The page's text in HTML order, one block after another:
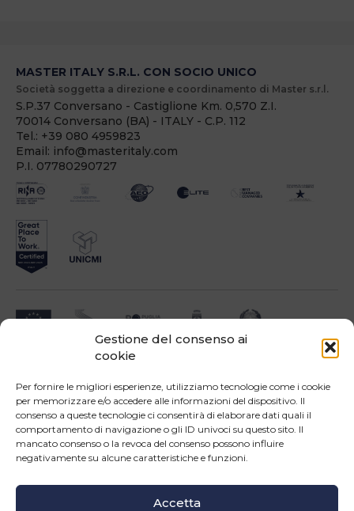
Gestione del consenso ai
cookie
Per fornire le migliori esperienze, utilizziamo tecnologie come i cookie
per memorizzare e/o accedere alle informazioni del dispositivo. Il
consenso a queste tecnologie ci consentirà di elaborare dati quali il
comportamento di navigazione o gli ID univoci su questo sito. Il
mancato consenso o la revoca del consenso possono influire
negativamente su alcune caratteristiche e funzioni.
Accetta
MASTER ITALY S.R.L. CON SOCIO UNICO
Società soggetta a direzione e coordinamento di Master s.r.l.
S.P.37 Conversano - Castiglione Km. 0,570 Z.I.
70014 Conversano (BA) - ITALY - C.P. 112
Tel.: +39 080 4959823
Email: info@masteritaly.com
P.I. 07780290727
Impresa beneficiari ai sensi dell'Avviso INNOPROCESS - interventi di supporto a
Operazione confinanziata dall'Unione Europea - POR Puglia 2014-2020 - Fondo FESR -